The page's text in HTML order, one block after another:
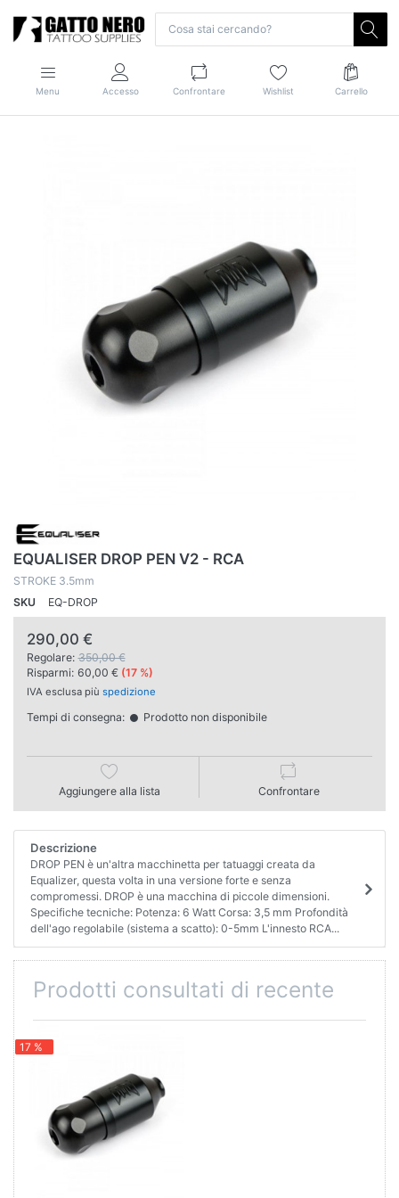
Menu Accesso Confrontare Wishlist Carrello
EQUALISER DROP PEN V2 - RCA
STROKE 3.5mm
SKU
EQ-DROP
290,00 €
Regolare: 350,00 €
Risparmi: 60,00 € (17 %)
IVA esclusa più spedizione
Tempi di consegna: Prodotto non disponibile
Aggiungere alla lista Confrontare
Descrizione
DROP PEN è un'altra macchinetta per tatuaggi creata da
Equalizer, questa volta in una versione forte e senza
compromessi. DROP è una macchina di piccole dimensioni.
Specifiche tecniche: Potenza: 6 Watt Corsa: 3,5 mm Profondità
dell'ago regolabile (sistema a scatto): 0-5mm L'innesto RCA...
Prodotti consultati di recente
17 %